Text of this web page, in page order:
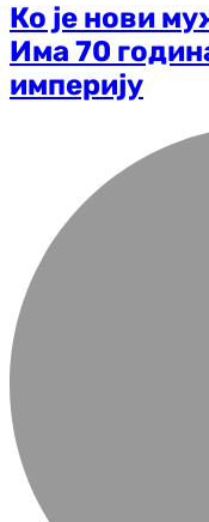
Ко је нови
Има 70
империју